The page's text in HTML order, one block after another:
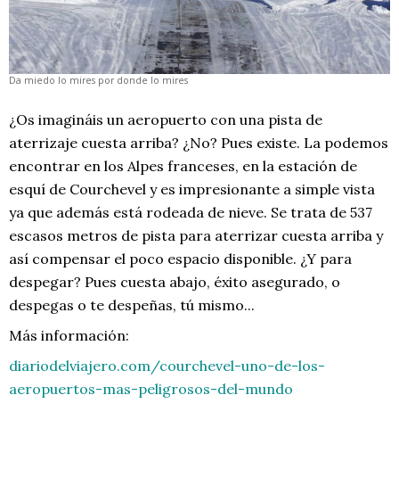
Da miedo lo mires por donde lo mires
¿Os imagináis un aeropuerto con una pista de
aterrizaje cuesta arriba? ¿No? Pues existe. La podemos
encontrar en los Alpes franceses, en la estación de
esquí de Courchevel y es impresionante a simple vista
ya que además está rodeada de nieve. Se trata de 537
escasos metros de pista para aterrizar cuesta arriba y
así compensar el poco espacio disponible. ¿Y para
despegar? Pues cuesta abajo, éxito asegurado, o
despegas o te despeñas, tú mismo...
Más información:
diariodelviajero.com/courchevel-uno-de-los-
aeropuertos-mas-peligrosos-del-mundo